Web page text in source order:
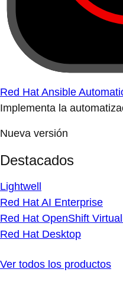
Red Hat Ansible
Implementa la
Nueva versión
Destacados
Lightwell
Red Hat AI Enterprise
Red Hat OpenShift
Red Hat Desktop
Ver todos los productos